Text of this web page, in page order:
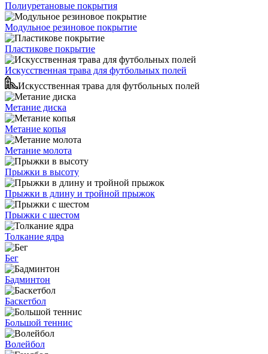
Полиуретановые покрытия
Модульное резиновое покрытие
Пластикове покрытие
Искусственная трава для футбольных полей
Искусственная трава для футбольных полей
Метание диска
Метание копья
Метание молота
Прыжки в высоту
Прыжки в длину и тройной прыжок
Прыжки с шестом
Толкание ядра
Бег
Бадминтон
Баскетбол
Большой теннис
Волейбол